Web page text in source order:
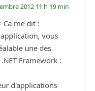
2012 11 h 19 min
Ca me dit :
vous
une des
Framework :
d'applications